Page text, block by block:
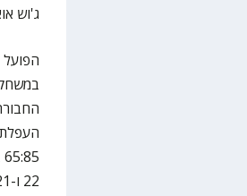
ג'וש אואנס קלע 2
במשחק
22 ו-21 נקודות.